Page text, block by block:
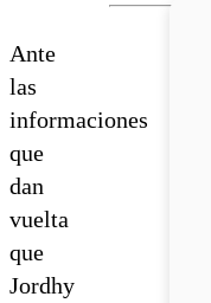
Ante
las
informaciones
que
dan
vuelta
que
Jordhy